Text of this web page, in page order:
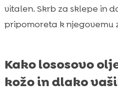
vitalen. Skrb za sklepe in
pripomoreta k njegovemu
Kako lososovo
kožo in dlako